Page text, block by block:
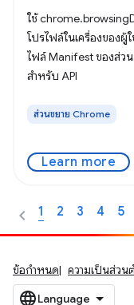
ใช้
โปรไฟล์ในเครื่องของ
ไฟล์ Manifest ของส่วน
สำหรับ API
ส่วนขยาย Chrome
Learn more
1 2 3 4 5
ข้อกำหนด ความเป็นส่วน